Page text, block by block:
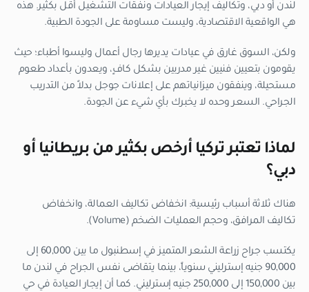
لندن أو دبي، وتكاليف إيجار العيادات ونفقات التشغيل أقل بكثير. هذه
هي الواقعية الاقتصادية، وليست مساومة على الجودة الطبية.
ولكن، السوق غارق في عيادات يديرها رجال أعمال وليسوا أطباء؛ حيث
يقومون بتعيين فنيين غير مدربين بشكل كافٍ، ويعدون بأعداد طعوم
مستحيلة، وينفقون ميزانياتهم على إعلانات جوجل بدلاً من التدريب
الجراحي. السعر وحده لا يخبرك بأي شيء عن الجودة.
لماذا تعتبر تركيا أرخص بكثير من بريطانيا أو
دبي؟
هناك ثلاثة أسباب رئيسية: انخفاض تكاليف العمالة، وانخفاض
تكاليف المرافق، وحجم العمليات الضخم (Volume).
يكتسب جراح زراعة الشعر المتميز في إسطنبول ما بين 60,000 إلى
90,000 جنيه إسترليني سنوياً، بينما يتقاضى نفس الجراح في لندن ما
بين 150,000 إلى 250,000 جنيه إسترليني. كما أن إيجار العيادة في حي